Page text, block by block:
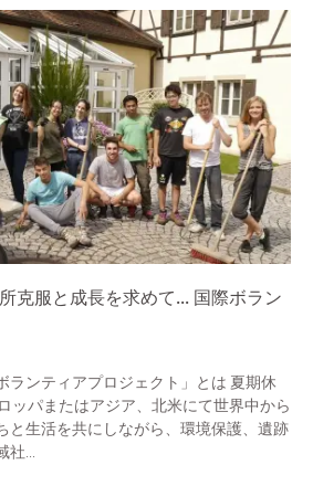
克服と成長を求めて... 国際ボラン
ランティアプロジェクト」とは 夏期休
ッパまたはアジア、北米にて世界中から
と生活を共にしながら、環境保護、遺跡
...